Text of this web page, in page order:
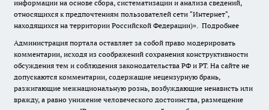
информации на основе сбора, систематизации и анализа сведений,
относящихся к предпочтениям пользователей сети "Интернет",
находящихся на территории Российской Федерации)». Подробнее
Администрация портала оставляет за собой право модерировать
комментарии, исходя из соображений сохранения конструктивности
обсуждения тем и соблюдения законодательства РФ и РТ. На сайте не
допускаются комментарии, содержащие нецензурную брань,
разжигающие межнациональную рознь, возбуждающие ненависть или
вражду, а равно унижение человеческого достоинства, размещение